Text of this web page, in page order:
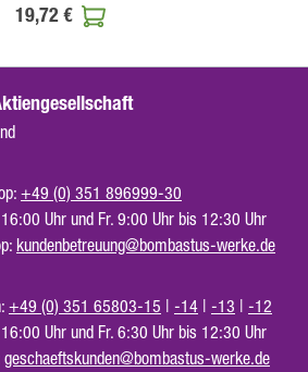
19,72 €
+49 (0) 351 896999-30
Uhr und Fr. 9:00 Uhr bis 12:30 Uhr
kundenbetreuung@bombastus-werke.de
+49 (0) 351 65803-15 -14 -13
-12
Uhr und Fr. 6:30 Uhr bis 12:30 Uhr
geschaeftskunden@bombastus-werke.de